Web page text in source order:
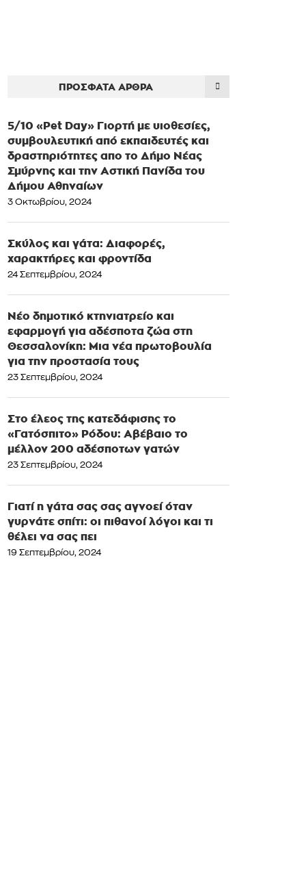
ΠΡΌΣΦΑΤΑ ΆΡΘΡΑ
5/10 «Pet Day» Γιορτή με υιοθεσίες,
συμβουλευτική από εκπαιδευτές και
δραστηριότητες απο το Δήμο Νέας
Σμύρνης και την Αστική Πανίδα του
Δήμου Αθηναίων
3 Οκτωβρίου, 2024
Σκύλος και γάτα: Διαφορές,
χαρακτήρες και φροντίδα
24 Σεπτεμβρίου, 2024
Νέο δημοτικό κτηνιατρείο και
εφαρμογή για αδέσποτα ζώα στη
Θεσσαλονίκη: Μια νέα πρωτοβουλία
για την προστασία τους
23 Σεπτεμβρίου, 2024
Στο έλεος της κατεδάφισης το
«Γατόσπιτο» Ρόδου: Αβέβαιο το
μέλλον 200 αδέσποτων γατών
23 Σεπτεμβρίου, 2024
Γιατί η γάτα σας σας αγνοεί όταν
γυρνάτε σπίτι: οι πιθανοί λόγοι και τι
θέλει να σας πει
19 Σεπτεμβρίου, 2024